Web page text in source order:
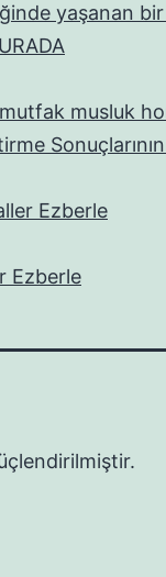
yaşanan
musluk
Ezberle
Ezberle